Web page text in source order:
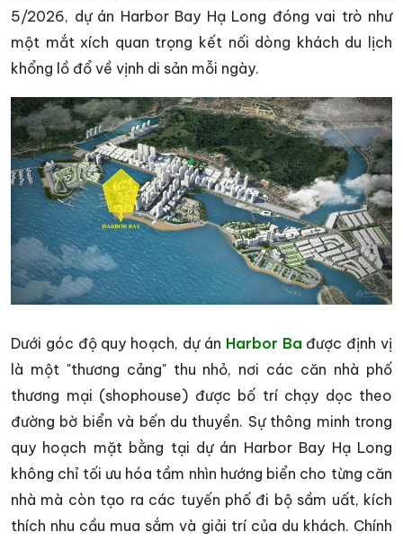
5/2026, dự án Harbor Bay Hạ Long đóng vai trò như
một mắt xích quan trọng kết nối dòng khách du lịch
khổng lồ đổ về vịnh di sản mỗi ngày.
Dưới góc độ quy hoạch, dự án Harbor Ba được định vị
là một "thương cảng" thu nhỏ, nơi các căn nhà phố
thương mại (shophouse) được bố trí chạy dọc theo
đường bờ biển và bến du thuyền. Sự thông minh trong
quy hoạch mặt bằng tại dự án Harbor Bay Hạ Long
không chỉ tối ưu hóa tầm nhìn hướng biển cho từng căn
nhà mà còn tạo ra các tuyến phố đi bộ sầm uất, kích
thích nhu cầu mua sắm và giải trí của du khách. Chính